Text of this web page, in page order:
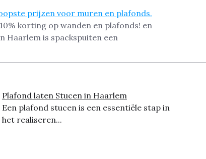
korting op wanden en plafonds! en
Haarlem is spackspuiten een
Plafond laten Stucen in Haarlem
Een plafond stucen is een essentiële stap in
het realiseren...